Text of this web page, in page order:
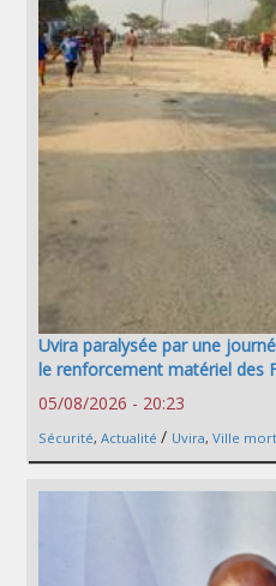
Uvira paralysée par une
le renforcement matériel des
05/08/2026 - 20:23
Sécurité, Actualité / Uvira, Ville